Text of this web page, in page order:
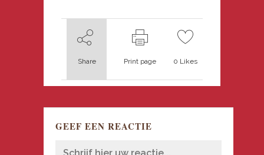
Share Print page 0 Likes
GEEF EEN REACTIE